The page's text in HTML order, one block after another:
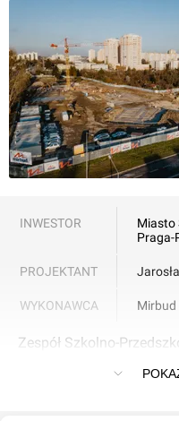
INWESTOR
Miasto
Praga-
PROJEKTANT
WYKONAWCA Mirbud
Zespół Szkolno-
Jeziorańskiego na